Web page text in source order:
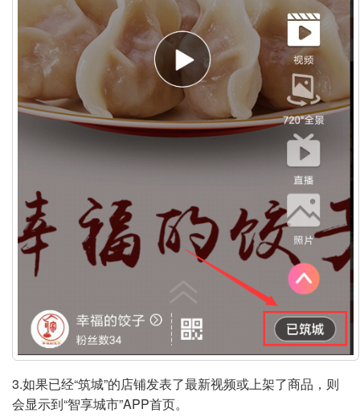
3.如果已经“筑城”的店铺发表了最新视频或上架了商品，则
会显示到“智享城市”APP首页。